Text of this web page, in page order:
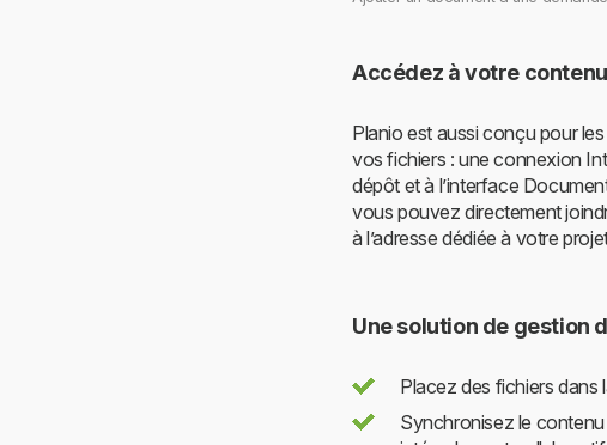
Accédez à votre
Planio est aussi conçu pour
vos fichiers : une connexion
dépôt et à l’interface
vous pouvez directement
à l’adresse dédiée à votre
Une solution de gestion
Placez des fichiers
Synchronisez le